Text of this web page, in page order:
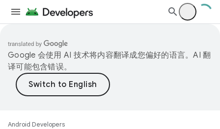
Google 会使用 AI 技术将内容翻译成您偏好的语言。AI 翻
译可能包含错误。
Android Developers